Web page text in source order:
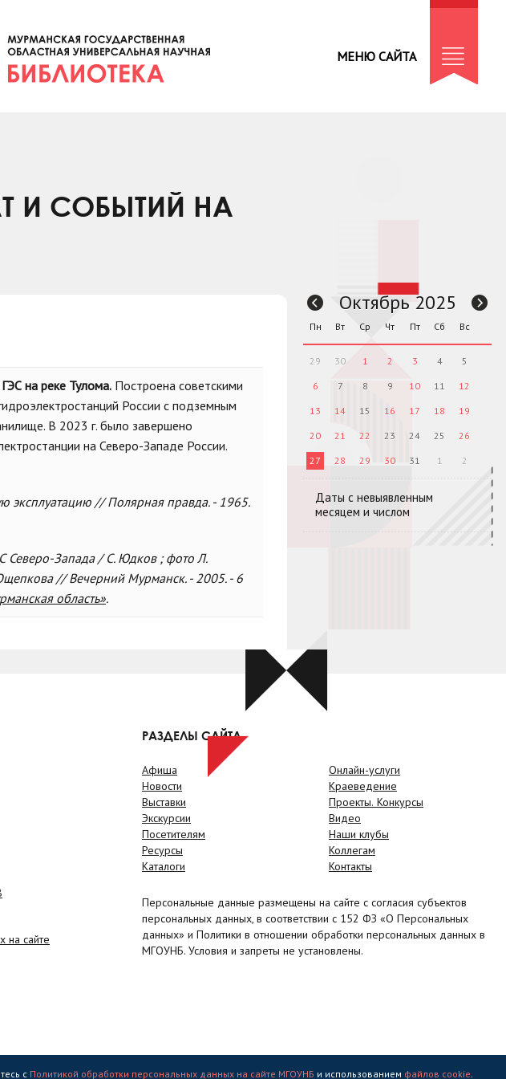
МЕНЮ САЙТА
И СОБЫТИЙ НА
на реке Тулома. Построена советскими
России с подземным
В 2023 г. было завершено
на Северо-Западе России.
эксплуатацию // Полярная правда. - 1965.
Северо-Запада / С. Юдков ; фото Л.
// Вечерний Мурманск. - 2005. - 6
область».
Октябрь 2025
Пн Вт Ср Чт Пт Сб Вс
29 30 1 2 3 4 5
6 7 8 9 10 11 12
13 14 15 16 17 18 19
20 21 22 23 24 25 26
27 28 29 30 31 1 2
Даты с невыявленным
месяцем и числом
на сайте
РАЗДЕЛЫ САЙТА
Афиша
Новости
Выставки
Экскурсии
Посетителям
Ресурсы
Каталоги
Онлайн-услуги
Краеведение
Проекты. Конкурсы
Видео
Наши клубы
Коллегам
Контакты
Персональные данные размещены на сайте с согласия субъектов
персональных данных, в соответствии с 152 ФЗ «О Персональных
данных» и Политики в отношении обработки персональных данных в
МГОУНБ. Условия и запреты не установлены.
с Политикой обработки персональных данных на сайте МГОУНБ и использованием файлов cookie.